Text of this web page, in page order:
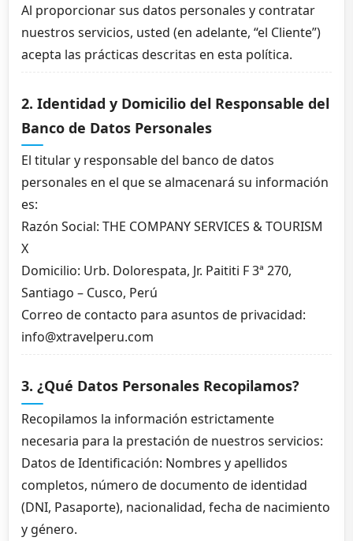
Al proporcionar sus datos personales y contratar
nuestros servicios, usted (en adelante, “el Cliente”)
acepta las prácticas descritas en esta política.
2. Identidad y Domicilio del Responsable del
Banco de Datos Personales
El titular y responsable del banco de datos
personales en el que se almacenará su información
es:
Razón Social: THE COMPANY SERVICES & TOURISM
X
Domicilio: Urb. Dolorespata, Jr. Paititi F 3ª 270,
Santiago – Cusco, Perú
Correo de contacto para asuntos de privacidad:
info@xtravelperu.com
3. ¿Qué Datos Personales Recopilamos?
Recopilamos la información estrictamente
necesaria para la prestación de nuestros servicios:
Datos de Identificación: Nombres y apellidos
completos, número de documento de identidad
(DNI, Pasaporte), nacionalidad, fecha de nacimiento
y género.